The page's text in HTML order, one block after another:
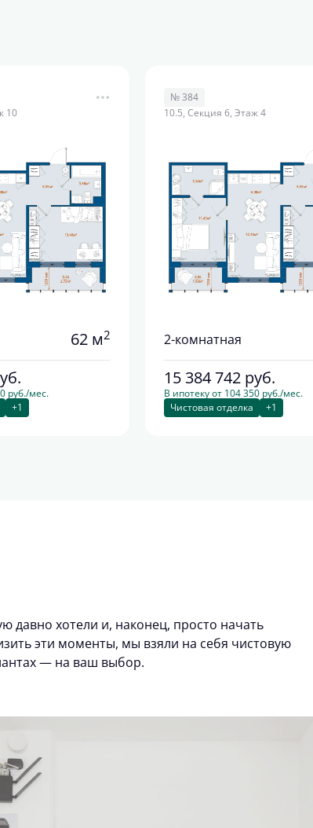
10
62 м2
руб./мес.
+1
№ 384
10.5, Секция 6, Этаж 4
2-комнатная
15 384 742 руб.
В ипотеку от 104 350 руб./мес.
Чистовая отделка
+1
давно хотели и, наконец, просто начать
эти моменты, мы взяли на себя чистовую
— на ваш выбор.